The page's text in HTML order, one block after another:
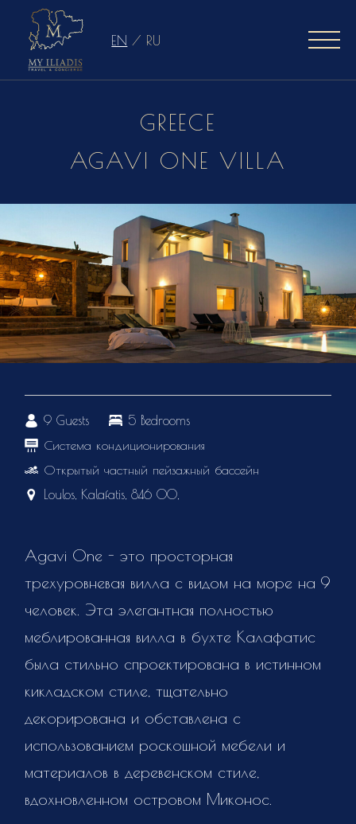
EN / RU
GREECE
AGAVI ONE VILLA
9 Guests
5 Bedrooms
Система кондиционирования
Открытый частный пейзажный бассейн
Loulos, Kalafatis, 846 00,
Agavi One - это просторная
трехуровневая вилла с видом на море на 9
человек. Эта элегантная полностью
меблированная вилла в бухте Калафатис
была стильно спроектирована в истинном
кикладском стиле, тщательно
декорирована и обставлена ​​с
использованием роскошной мебели и
материалов в деревенском стиле,
вдохновленном островом Миконос.